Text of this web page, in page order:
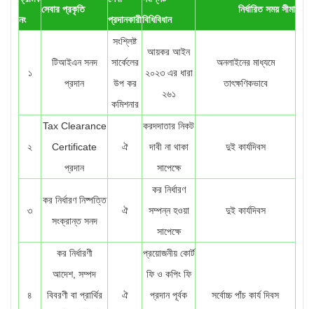
নং
সেবার প্রকৃতি
প্রদানকারীবিধিবিধান
নির্ধারিত সময় সীমা
১
টিআইএন সনদ
প্রদান
সংশ্লিষ্ট
সার্কেলের
উপ কর
কমিশনার
আয়কর আইন
২০২৩ এর ধারা
২৬১
অনলাইনের মাধ্যমে
তাৎক্ষণিকভাবে
২
Tax Clearance
Certificate
প্রদান
ঐ
করদদাতার নিকট
দাবী না থাকা
সাপেক্ষে
দুই কার্যদিবস
৩
কর নির্ধারণ নিষ্পত্তি
সংক্রান্ত সনদ
ঐ
কর নির্ধারণ
সম্পন্ন হওয়া
সাপেক্ষে
দুই কার্যদিবস
৪
কর নির্ধারণী
আদেশ, সম্পদ
বিবরণী বা প্রার্থির
ঐ
প্রয়োজনীয় কোর্ট
ফি ও কপিং ফি
প্রদান পূর্বক
সর্বোচ্চ পাঁচ কার্য দিবস